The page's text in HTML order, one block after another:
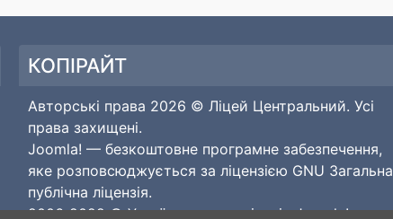
КОПІРАЙТ
Авторські права 2026 © Ліцей Центральний. Усі
права захищені.
Joomla! — безкоштовне програмне забезпечення,
яке розповсюджується за ліцензією GNU Загальна
публічна ліцензія.
2006-2022 © Українська локалізаціяJoomla!